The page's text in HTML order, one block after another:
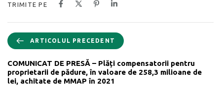
TRIMITE PE
ARTICOLUL PRECEDENT
COMUNICAT DE PRESĂ – Plăți compensatorii pentru
proprietarii de pădure, în valoare de 258,3 milioane de
lei, achitate de MMAP în 2021